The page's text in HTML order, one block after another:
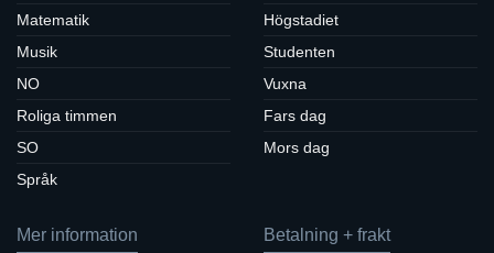
Matematik
Musik
NO
Roliga timmen
SO
Språk
Högstadiet
Studenten
Vuxna
Fars dag
Mors dag
Mer information Betalning + frakt